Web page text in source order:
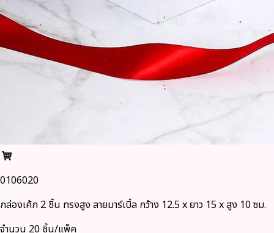
0106020
กล่องเค้ก 2 ชิ้น ทรงสูง ลายมาร์เบิ้ล กว้าง 12.5 x ยาว 15 x สูง 10 ซม.
จำนวน 20 ชิ้น/แพ็ค